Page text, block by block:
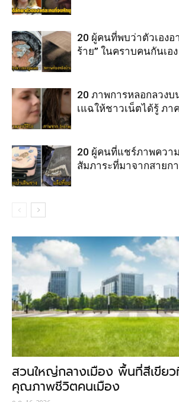
20 ผู้คนที่พบว่าตัวเองอ
ร้าย” ในคราบคนกันเอ
20 ภาพการหลอกลวงบ
เแฉให้ชาวเน็ตได้รู้ ภา
20 ผู้คนที่แชร์ภาพควา
สัมภาระที่มาจากสายก
สวนใหญ่กลางเมือง พื้นที่สีเขียว
คุณภาพชีวิตคนเมือง